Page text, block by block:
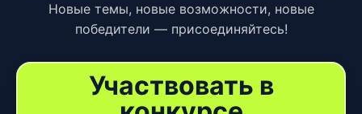
Новые темы, новые возможности, новые
победители — присоединяйтесь!
Участвовать в